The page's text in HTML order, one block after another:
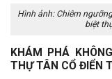
Hình ảnh: Chiêm
biệt
KHÁM PHÁ
THỰ TÂN CỔ ĐIỂN